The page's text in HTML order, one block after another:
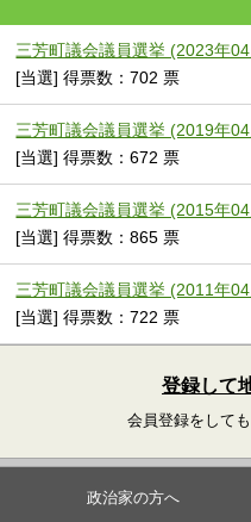
三芳町議会議員選挙 (2023年
[当選] 得票数：702 票
三芳町議会議員選挙 (2019年
[当選] 得票数：672 票
三芳町議会議員選挙 (2015年
[当選] 得票数：865 票
三芳町議会議員選挙 (2011年
[当選] 得票数：722 票
登録して
会員登録をして
政治家の方へ